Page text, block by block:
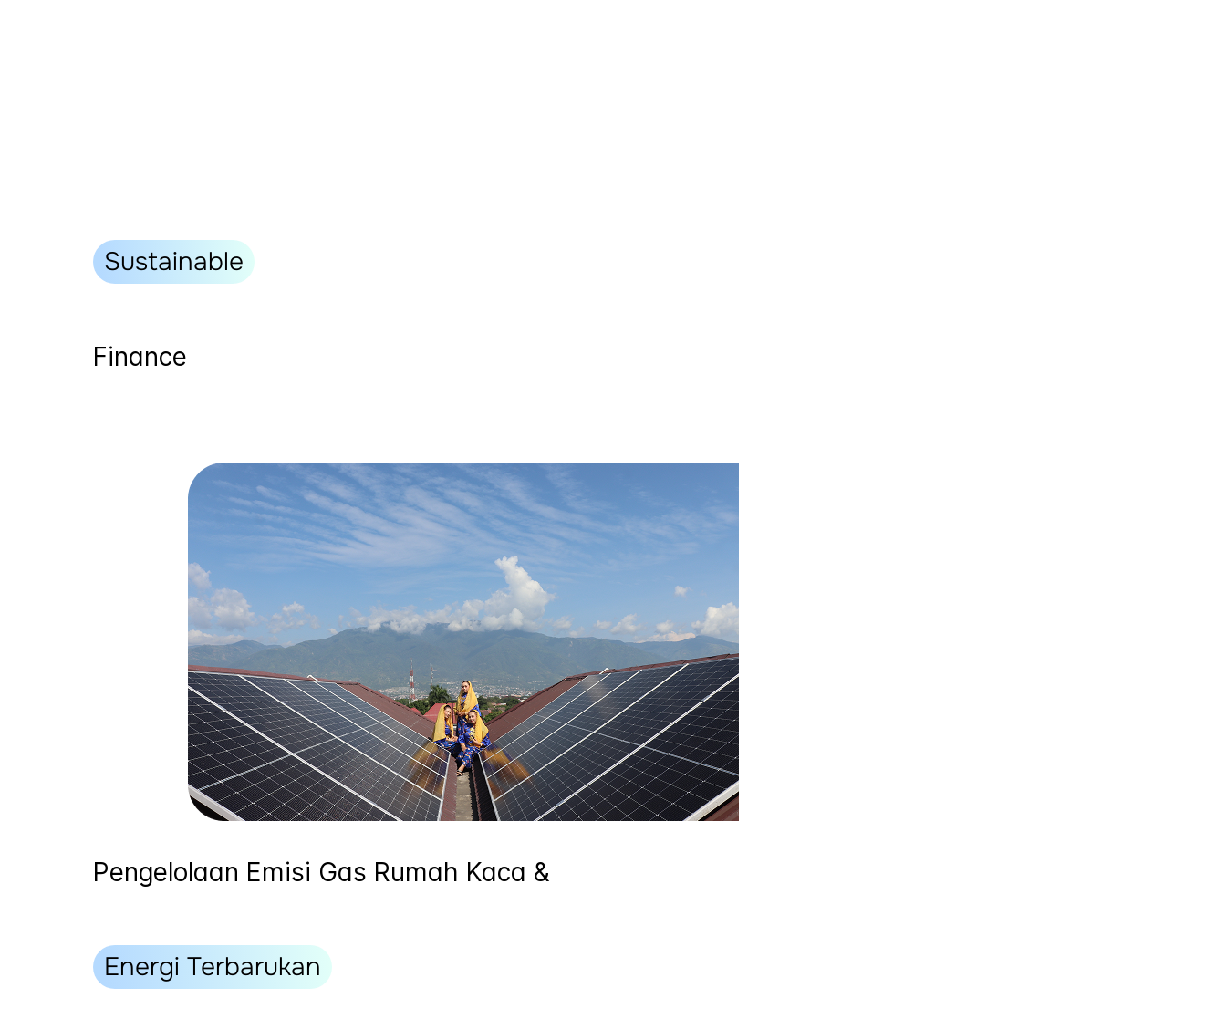
Sustainable
Finance
Pengelolaan Emisi Gas Rumah Kaca &
Energi Terbarukan